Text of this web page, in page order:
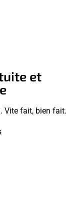
et
Vite fait, bien fait.